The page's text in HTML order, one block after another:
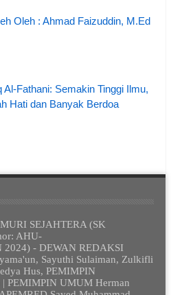
Oleh : Ahmad Faizuddin, M.Ed
Fathani: Semakin Tinggi Ilmu,
Hati dan Banyak Berdoa
SEJAHTERA (SK
AHU-
- DEWAN REDAKSI
Sayuthi Sulaiman, Zulkifli
Hus, PEMIMPIN
PEMIMPIN UMUM Herman